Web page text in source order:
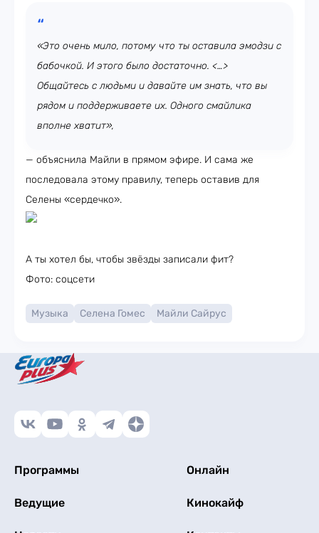
«Это очень мило, потому что ты оставила эмодзи с
бабочкой. И этого было достаточно. <…>
Общайтесь с людьми и давайте им знать, что вы
рядом и поддерживаете их. Одного смайлика
вполне хватит»,
— объяснила Майли в прямом эфире. И сама же
последовала этому правилу, теперь оставив для
Селены «сердечко».
А ты хотел бы, чтобы звёзды записали фит?
Фото: соцсети
Музыка Селена Гомес Майли Сайрус
Программы Онлайн
Ведущие Кинокайф